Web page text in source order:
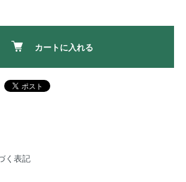
カートに入れる
く表記